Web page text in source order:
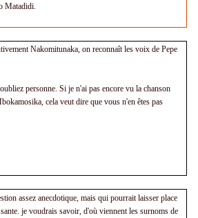
Matadidi.
Nakomitunaka, on reconnaît les voix de Pepe
personne. Si je n'ai pas encore vu la chanson
cela veut dire que vous n'en êtes pas
assez anecdotique, mais qui pourrait laisser place
je voudrais savoir, d'où viennent les surnoms de